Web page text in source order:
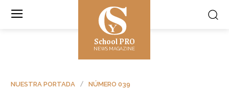
School PRO
NEWS MAGAZINE
NUESTRA PORTADA NÚMERO 039